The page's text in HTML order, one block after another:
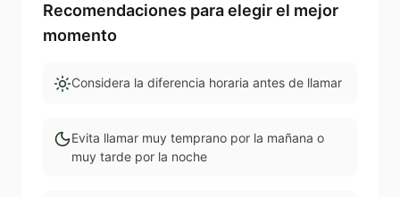
Recomendaciones para elegir el mejor
momento
Considera la diferencia horaria antes de llamar
Evita llamar muy temprano por la mañana o
muy tarde por la noche